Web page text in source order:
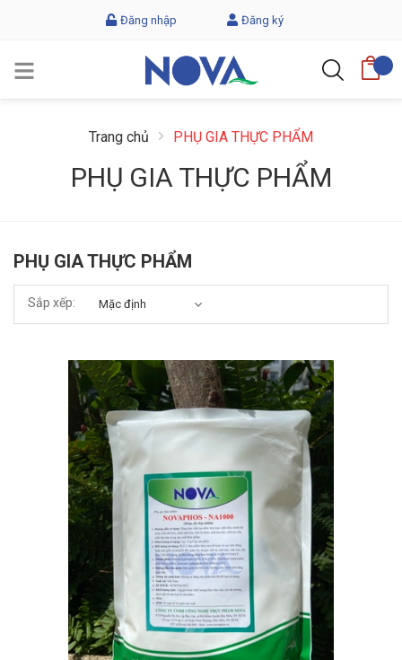
Đăng nhập Đăng ký
Trang chủ PHỤ GIA THỰC PHẨM
PHỤ GIA THỰC PHẨM
PHỤ GIA THỰC PHẨM
Sắp xếp: